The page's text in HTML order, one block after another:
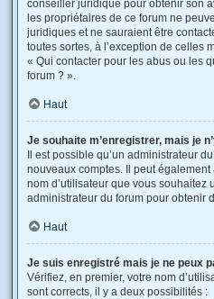
conseiller juridique pour obtenir son
les propriétaires de ce forum ne
juridiques et ne sauraient être
toutes sortes, à l’exception de celles
« Qui contacter pour les abus ou les
forum ? ».
Haut
Je souhaite m’enregistrer, mais je
Il est possible qu’un administrateur
nouveaux comptes. Il peut
nom d’utilisateur que vous souhaitez
administrateur du forum pour obtenir
Haut
Je suis enregistré mais je ne peux
Vérifiez, en premier, votre nom
sont corrects, il y a deux possibilités :